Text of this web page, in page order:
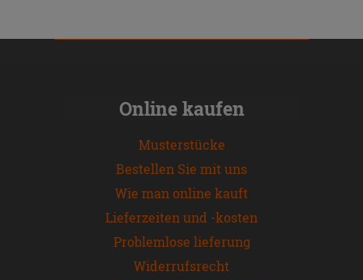
Online kaufen
Musterstücke
Bestellen Sie mit uns
Wie man online kauft
Lieferzeiten und -kosten
Problemlose lieferung
Widerrufsrecht